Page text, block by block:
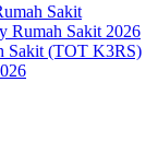
Sakit
Rumah Sakit 2026
Sakit (TOT K3RS)